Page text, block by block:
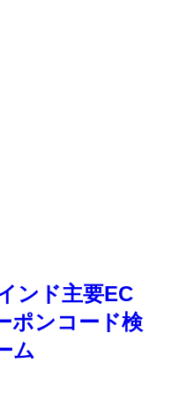
ンド主要EC
ポンコード検
ム